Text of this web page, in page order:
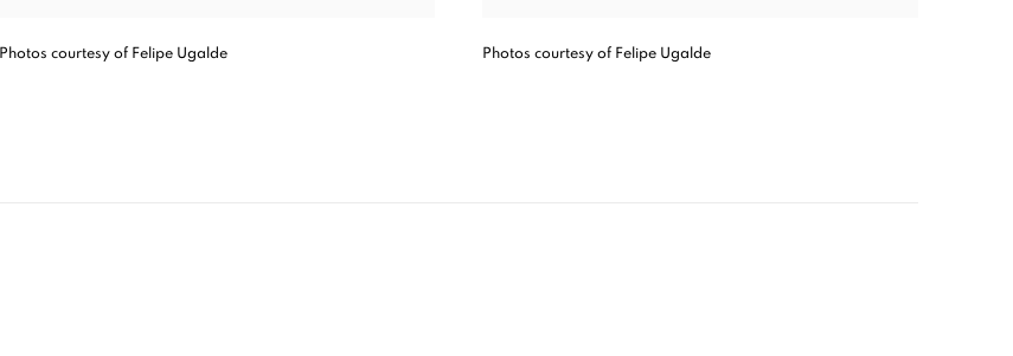
Photos courtesy of Felipe Ugalde Photos courtesy of Felipe Ugalde